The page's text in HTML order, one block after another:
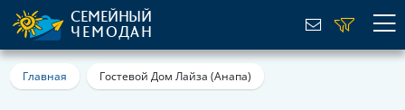
СЕМЕЙНЫЙ
ЧЕМОДАН
Главная Гостевой Дом Лайза (Анапа)